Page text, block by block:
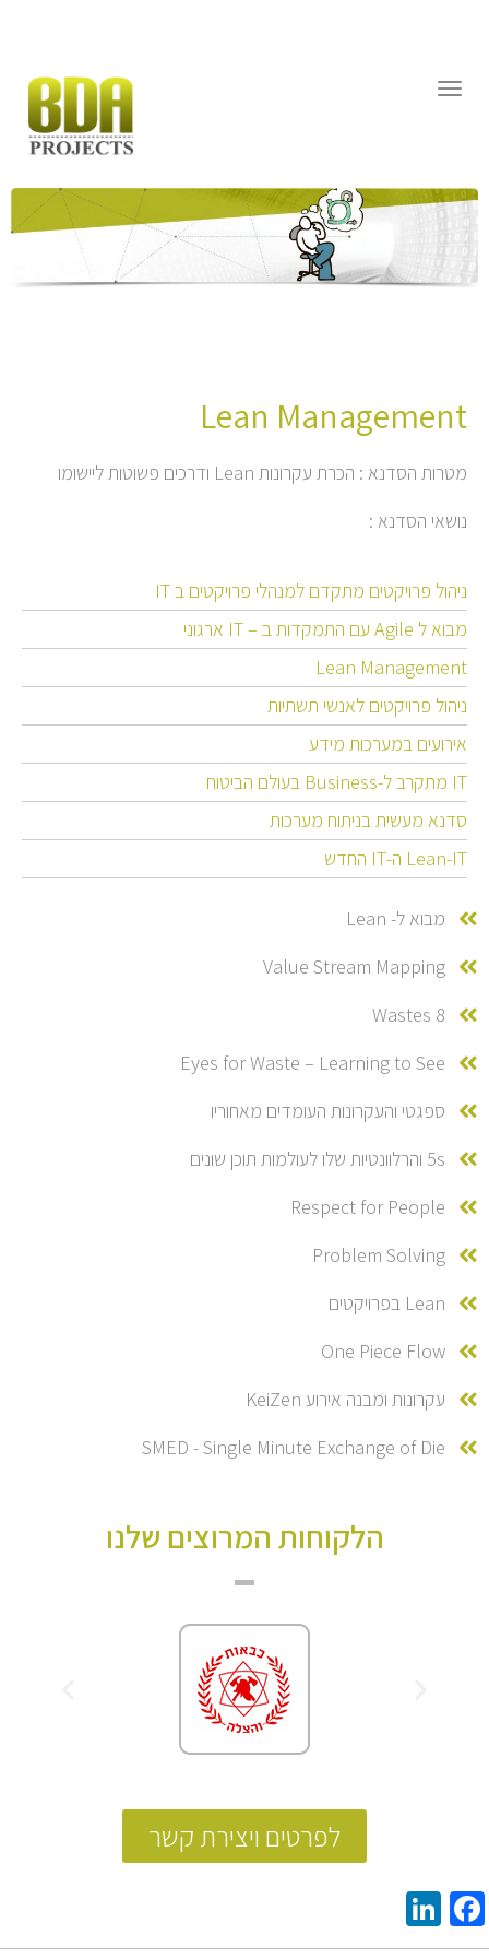
תפריט
Lean Management
מטרות הסדנא : הכרת עקרונות Lean ודרכים פשוטות ליישומו
נושאי הסדנא :
ניהול פרויקטים מתקדם למנהלי פרויקטים ב IT
מבוא ל Agile עם התמקדות ב – IT ארגוני
Lean Management
ניהול פרויקטים לאנשי תשתיות
אירועים במערכות מידע
IT מתקרב ל-Business בעולם הביטוח
סדנא מעשית בניתוח מערכות
Lean-IT ה-IT החדש
מבוא ל- Lean
Value Stream Mapping
8 Wastes
Eyes for Waste – Learning to See
ספגטי והעקרונות העומדים מאחוריו
5s והרלוונטיות שלו לעולמות תוכן שונים
Respect for People
Problem Solving
Lean בפרויקטים
One Piece Flow
עקרונות ומבנה אירוע KeiZen
SMED - Single Minute Exchange of Die
הלקוחות המרוצים שלנו
לפרטים ויצירת קשר
Facebook